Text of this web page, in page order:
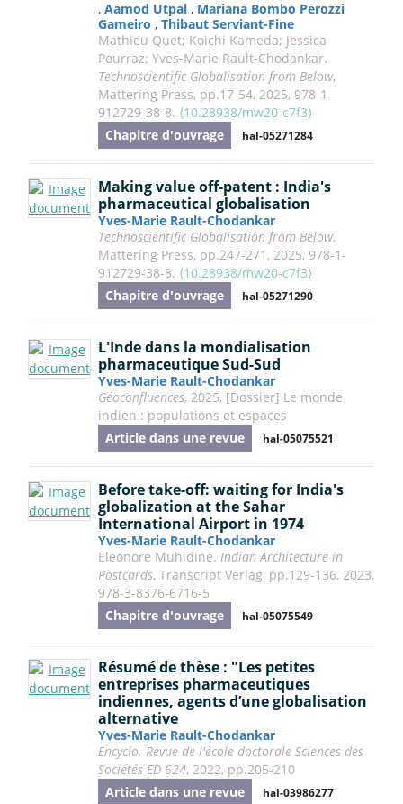
, Aamod Utpal , Mariana Bombo Perozzi
Gameiro , Thibaut Serviant-Fine
Mathieu Quet; Koichi Kameda; Jessica
Pourraz; Yves-Marie Rault-Chodankar.
Technoscientific Globalisation from Below,
Mattering Press, pp.17-54, 2025, 978-1-
912729-38-8. ⟨10.28938/mw20-c7f3⟩
Chapitre d'ouvrage
hal-05271284
Making value off-patent : India's
pharmaceutical globalisation
Yves-Marie Rault-Chodankar
Technoscientific Globalisation from Below,
Mattering Press, pp.247-271, 2025, 978-1-
912729-38-8. ⟨10.28938/mw20-c7f3⟩
Chapitre d'ouvrage
hal-05271290
L'Inde dans la mondialisation
pharmaceutique Sud-Sud
Yves-Marie Rault-Chodankar
Géoconfluences, 2025, [Dossier] Le monde
indien : populations et espaces
Article dans une revue
hal-05075521
Before take-off: waiting for India's
globalization at the Sahar
International Airport in 1974
Yves-Marie Rault-Chodankar
Eleonore Muhidine. Indian Architecture in
Postcards, Transcript Verlag, pp.129-136, 2023,
978-3-8376-6716-5
Chapitre d'ouvrage
hal-05075549
Résumé de thèse : "Les petites
entreprises pharmaceutiques
indiennes, agents d’une globalisation
alternative
Yves-Marie Rault-Chodankar
Encyclo. Revue de l'école doctorale Sciences des
Sociétés ED 624, 2022, pp.205-210
Article dans une revue
hal-03986277